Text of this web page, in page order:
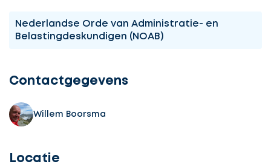
Nederlandse Orde van Administratie- en
Belastingdeskundigen (NOAB)
Contactgegevens
Willem Boorsma
Locatie